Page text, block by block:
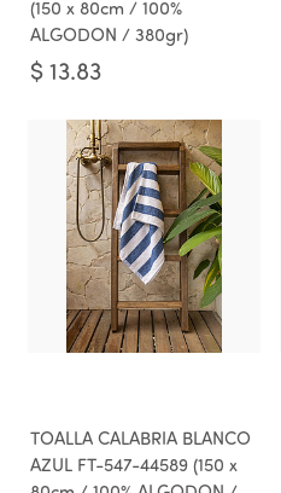
(150 x 80cm / 100%
ALGODON / 380gr)
$ 13.83
TOALLA CALABRIA BLANCO
AZUL FT-547-44589 (150 x